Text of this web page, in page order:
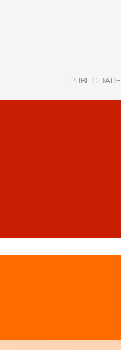
PUBLICIDADE